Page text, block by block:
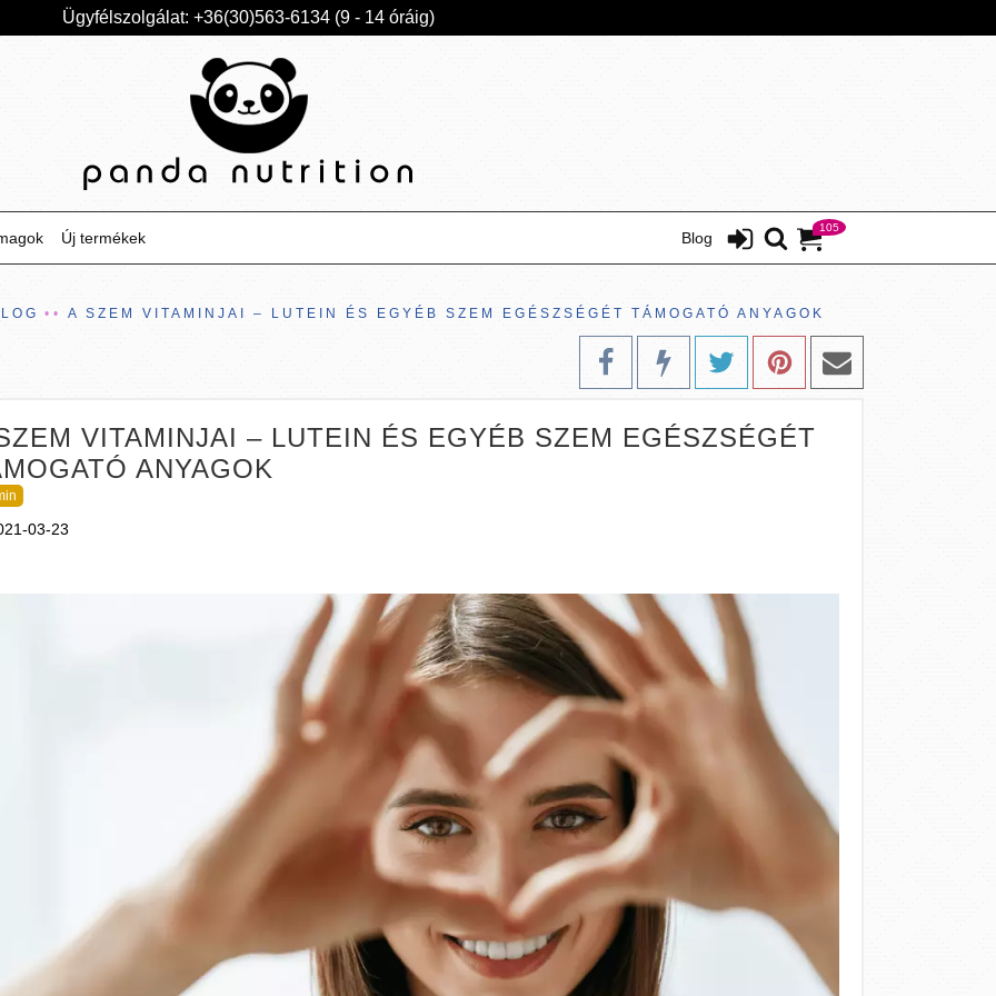
Ügyfélszolgálat: +36(30)563-6134 (9 - 14 óráig)
105
Blog
Új termékek
A SZEM VITAMINJAI – LUTEIN ÉS EGYÉB SZEM EGÉSZSÉGÉT TÁMOGATÓ ANYAGOK
VITAMINJAI – LUTEIN ÉS EGYÉB SZEM EGÉSZSÉGÉT
ANYAGOK
03-23